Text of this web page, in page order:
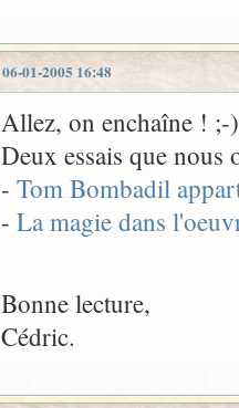
06-01-2005 16:48
Allez, on enchaîne ! ;-)
Deux essais que nous
- Tom Bombadil
- La magie dans
Bonne lecture,
Cédric.